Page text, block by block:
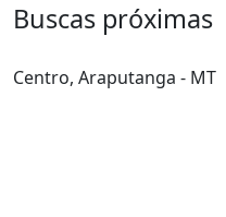
Buscas próximas
Centro, Araputanga - MT